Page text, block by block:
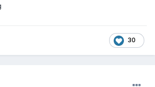
30